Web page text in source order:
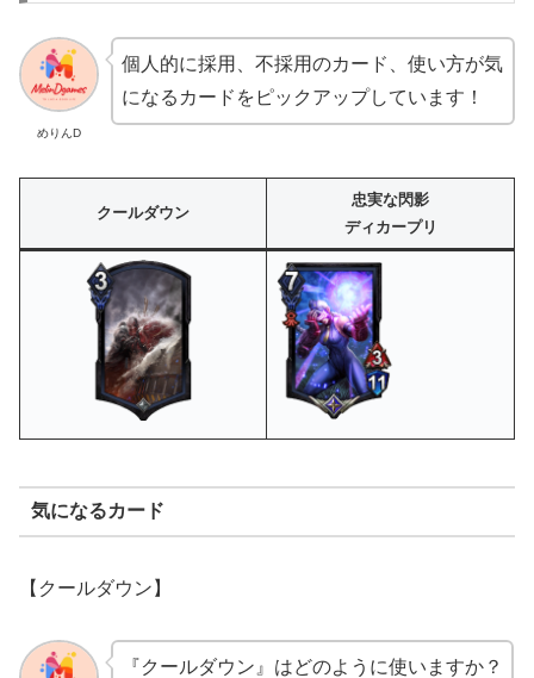
めりんD
個人的に採用、不採用のカード、使い方が気
になるカードをピックアップしています！
クールダウン
忠実な閃影
ディカープリ
気になるカード
【 クールダウン】
『クールダウン』はどのように使いますか？